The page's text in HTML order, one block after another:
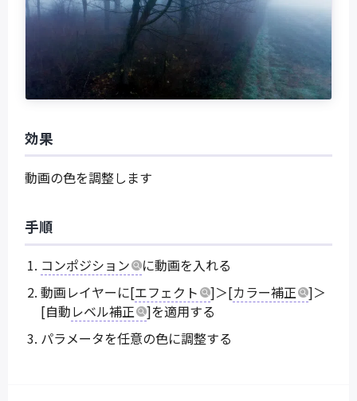
効果
動画の色を調整します
手順
コンポジション
に動画を入れる
動画レイヤーに[エフェクト ]＞[カラー補正
]＞
[自動レベル補正
]を適用する
パラメータを任意の色に調整する